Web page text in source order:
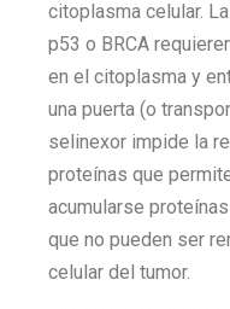
citoplasma celular.
p53 o BRCA
en el citoplasma y
una puerta (o
selinexor impide la
proteínas que
acumularse
que no pueden ser
celular del tumor.